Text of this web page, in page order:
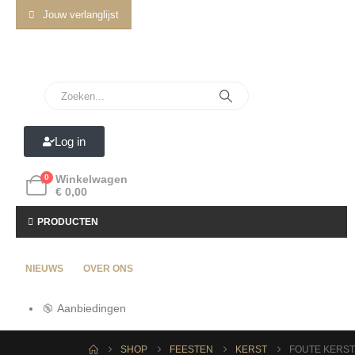
Jouw verlanglijst
Log in
0
Winkelwagen
€ 0,00
PRODUCTEN
NIEUWS OVER ONS
Aanbiedingen
SHOP FEESTEN KERST FOUTE